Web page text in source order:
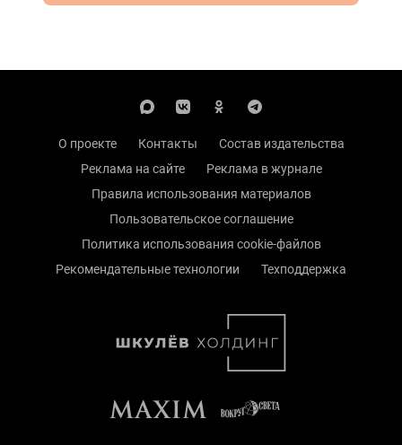
О проекте Контакты
Состав издательства
Реклама на сайте
Реклама в журнале
Правила использования материалов
Пользовательское соглашение
Политика использования cookie-файлов
Рекомендательные технологии
Техподдержка